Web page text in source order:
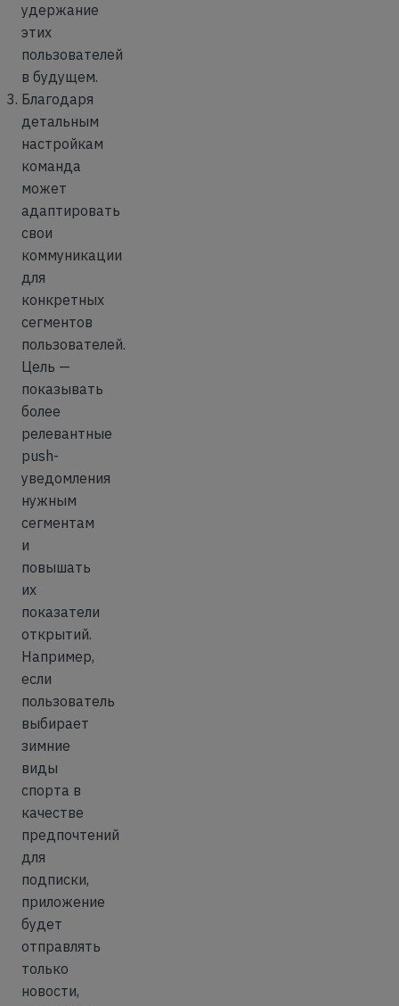
удержание
этих
пользователей
в будущем.
Благодаря
детальным
настройкам
команда
может
адаптировать
свои
коммуникации
для
конкретных
сегментов
пользователей.
Цель —
показывать
более
релевантные
push-
уведомления
нужным
сегментам
и
повышать
их
показатели
открытий.
Например,
если
пользователь
выбирает
зимние
виды
спорта в
качестве
предпочтений
для
подписки,
приложение
будет
отправлять
только
новости,